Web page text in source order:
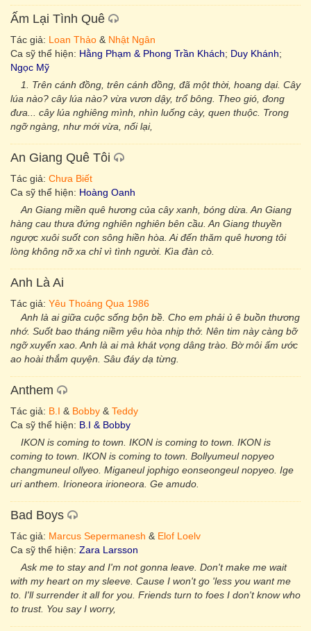
Ấm Lại Tình Quê
Tác giả: Loan Thảo & Nhật Ngân
Ca sỹ thể hiện: Hằng Phạm & Phong Trần Khách; Duy Khánh;
Ngọc Mỹ
1. Trên cánh đồng, trên cánh đồng, đã một thời, hoang dại. Cây
lúa nào? cây lúa nào? vừa vươn dậy, trổ bông. Theo gió, đong
đưa... cây lúa nghiêng mình, nhìn luống cày, quen thuộc. Trong
ngỡ ngàng, như mới vừa, nối lại,
An Giang Quê Tôi
Tác giả: Chưa Biết
Ca sỹ thể hiện: Hoàng Oanh
An Giang miền quê hương của cây xanh, bóng dừa. An Giang
hàng cau thưa đứng nghiên nghiên bên cầu. An Giang thuyền
ngược xuôi suốt con sông hiền hòa. Ai đến thăm quê hương tôi
lòng không nỡ xa chỉ vì tình người. Kìa đàn cò.
Anh Là Ai
Tác giả: Yêu Thoáng Qua 1986
Anh là ai giữa cuộc sống bộn bề. Cho em phải ủ ê buồn thương
nhớ. Suốt bao tháng niềm yêu hòa nhịp thở. Nên tim này càng bỡ
ngỡ xuyến xao. Anh là ai mà khát vọng dâng trào. Bờ môi ấm ước
ao hoài thắm quyện. Sâu đáy dạ từng.
Anthem
Tác giả: B.I & Bobby & Teddy
Ca sỹ thể hiện: B.I & Bobby
IKON is coming to town. IKON is coming to town. IKON is
coming to town. IKON is coming to town. Bollyumeul nopyeo
changmuneul ollyeo. Miganeul jophigo eonseongeul nopyeo. Ige
uri anthem. Irioneora irioneora. Ge amudo.
Bad Boys
Tác giả: Marcus Sepermanesh & Elof Loelv
Ca sỹ thể hiện: Zara Larsson
Ask me to stay and I'm not gonna leave. Don't make me wait
with my heart on my sleeve. Cause I won't go 'less you want me
to. I'll surrender it all for you. Friends turn to foes I don't know who
to trust. You say I worry,